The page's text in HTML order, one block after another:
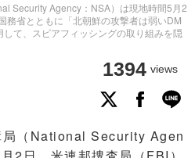
Security Agency：NSA）は現地時間5月2
務省とともに「北朝鮮の攻撃者は弱いDM
て、スピアフィッシングの取り組みを隠
1394 views
（National Security Agen